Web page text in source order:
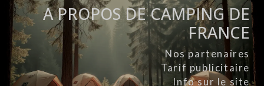
A PROPOS DE CAMPING DE
FRANCE
Nos partenaires
Tarif publicitaire
Info sur le site